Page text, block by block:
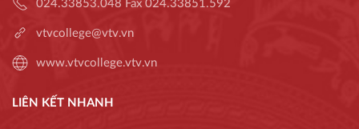
024.33853.048 Fax 024.33851.592
vtvcollege@vtv.vn
www.vtvcollege.vtv.vn
LIÊN KẾT NHANH